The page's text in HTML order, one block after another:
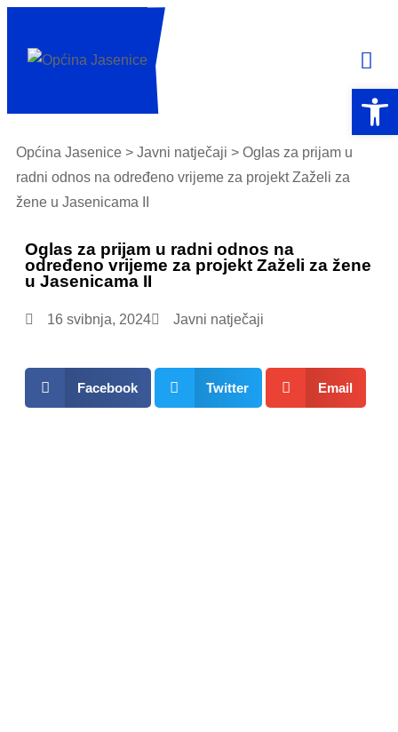
Općina Jasenice > Javni natječaji > Oglas za prijam u
radni odnos na određeno vrijeme za projekt Zaželi za
žene u Jasenicama II
Oglas za prijam u radni odnos na
određeno vrijeme za projekt Zaželi za žene
u Jasenicama II
16 svibnja, 2024 Javni natječaji
Facebook Twitter Email